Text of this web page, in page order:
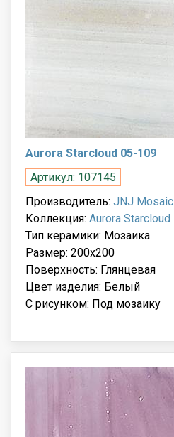
Aurora Starcloud 05-109
Артикул: 107145
Производитель: JNJ Mosaic
Коллекция: Aurora Starcloud
Тип керамики: Мозаика
Размер: 200x200
Поверхность: Глянцевая
Цвет изделия: Белый
С рисунком: Под мозаику